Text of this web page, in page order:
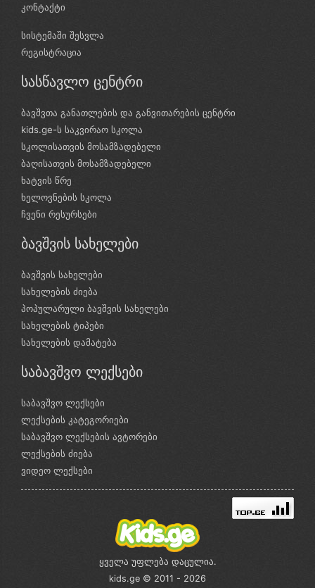
კონტაქტი
სისტემაში შესვლა
რეგისტრაცია
სასწავლო ცენტრი
ბავშვთა განათლების და განვითარების ცენტრი
kids.ge-ს საკვირაო სკოლა
სკოლისათვის მოსამზადებელი
ბაღისათვის მოსამზადებელი
ხატვის წრე
ხელოვნების სკოლა
ჩვენი რესურსები
ბავშვის სახელები
ბავშვის სახელები
სახელების ძიება
პოპულარული ბავშვის სახელები
სახელების ტიპები
სახელების დამატება
საბავშვო ლექსები
საბავშვო ლექსები
ლექსების კატეგორიები
საბავშვო ლექსების ავტორები
ლექსების ძიება
ვიდეო ლექსები
ყველა უფლება დაცულია.
kids.ge © 2011 - 2026